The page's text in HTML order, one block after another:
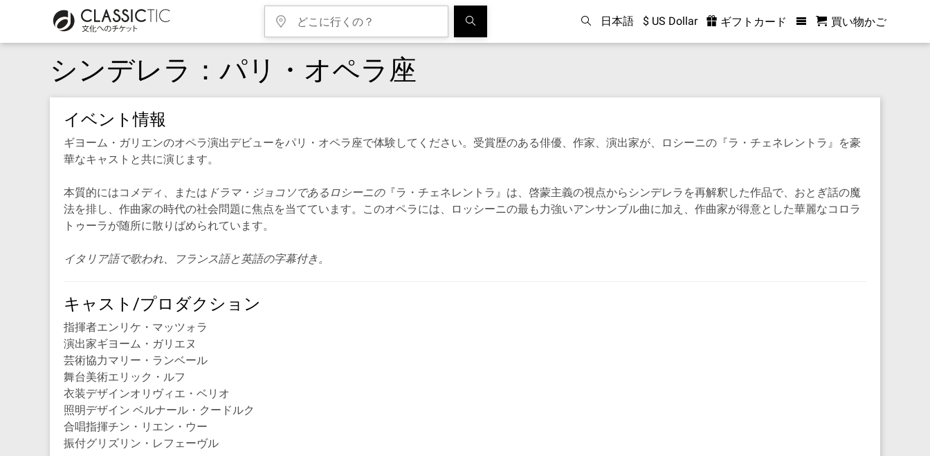
日本語 $ US Dollar ギフトカード 買い物かご
シンデレラ：パリ・オペラ座
イベント情報
ギヨーム・ガリエンのオペラ演出デビューをパリ・オペラ座で体験してください。受賞歴のある俳優、作家、演出家が、ロシーニの『ラ・チェネレントラ』を豪
華なキャストと共に演じます。
本質的にはコメディ、または ドラマ・ジョコソであるロシーニの『ラ・チェネレントラ』は、啓蒙主義の視点からシンデレラを再解釈した作品で、おとぎ話の魔
法を排し、作曲家の時代の社会問題に焦点を当てています。このオペラには、ロッシーニの最も力強いアンサンブル曲に加え、作曲家が得意とした華麗なコロラ
トゥーラが随所に散りばめられています。
イタリア語で歌われ、フランス語と英語の字幕付き。
キャスト/プロダクション
指揮者エンリケ・マッツォラ
演出家ギヨーム・ガリエヌ
芸術協力マリー・ランベール
舞台美術エリック・ルフ
衣装デザインオリヴィエ・ベリオ
照明デザイン ベルナール・クードルク
合唱指揮チン・リエン・ウー
振付グリズリン・レフェーヴル